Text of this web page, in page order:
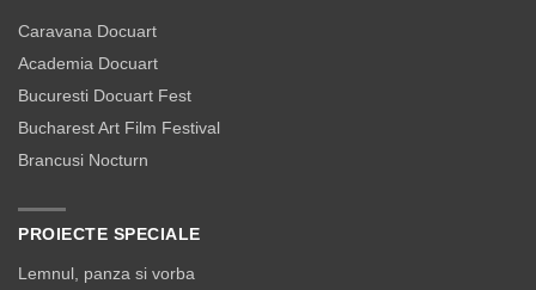
Caravana Docuart
Academia Docuart
Bucuresti Docuart Fest
Bucharest Art Film Festival
Brancusi Nocturn
PROIECTE SPECIALE
Lemnul, panza si vorba